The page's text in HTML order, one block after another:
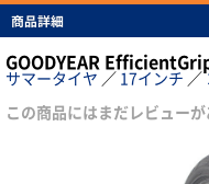
商品詳細
GOODYEAR
サマータイヤ ／ 17インチ ／
この商品にはまだレビューが